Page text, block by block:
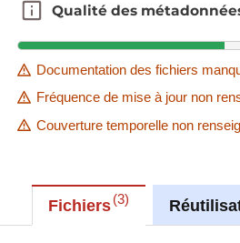
This dataset is published in
available at:
https://ws.geoportail.lu/wss/
nt_WMS/guest
with layer name(s):
Qualité des métadonnées
Qualité des
Documentation des fichiers
Fréquence de mise à jour non
Couverture temporelle non
Fichiers 3